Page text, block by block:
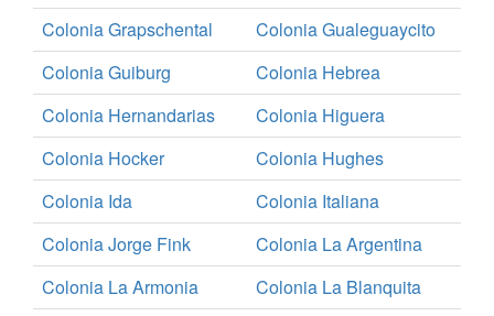
Colonia Grapschental
Colonia Gualeguaycito
Colonia Guiburg
Colonia Hebrea
Colonia Hernandarias
Colonia Higuera
Colonia Hocker
Colonia Hughes
Colonia Ida
Colonia Italiana
Colonia Jorge Fink
Colonia La Argentina
Colonia La Armonia
Colonia La Blanquita